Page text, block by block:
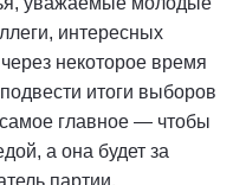
интересных
некоторое время
итоги выборов
главное — чтобы
а она будет за
партии.